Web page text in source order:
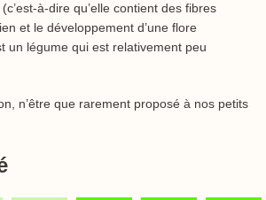
à-dire qu’elle contient des fibres
et le développement d’une flore
un légume qui est relativement peu
n’être que rarement proposé à nos petits